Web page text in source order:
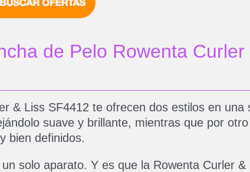
de Pelo Rowenta Curler
& Liss SF4412 te ofrecen dos estilos en una
suave y brillante, mientras que por otro
bien definidos.
solo aparato. Y es que la Rowenta Curler &